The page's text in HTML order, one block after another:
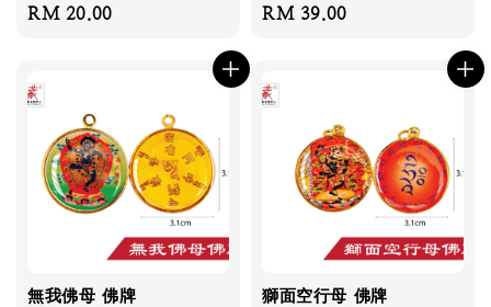
Regular
RM 20.00
Regular
RM 39.00
無我佛母 佛牌 獅面空行母 佛牌